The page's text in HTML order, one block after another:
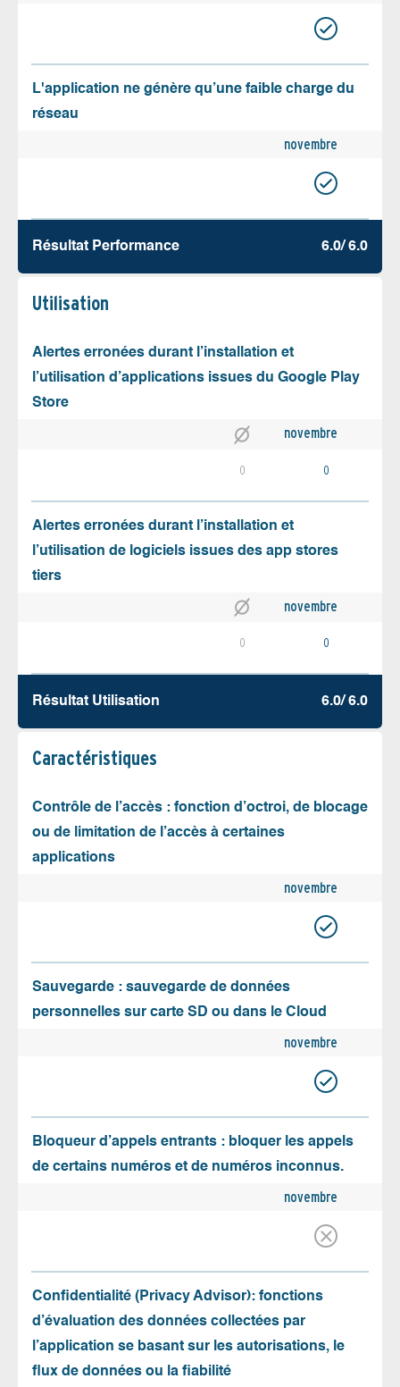
L'application ne génère qu’une faible charge du
réseau
novembre
Résultat Performance 6.0/ 6.0
Utilisation
Alertes erronées durant l’installation et
l’utilisation d’applications issues du Google Play
Store
novembre
0 0
Alertes erronées durant l’installation et
l’utilisation de logiciels issues des app stores
tiers
novembre
0 0
Résultat Utilisation 6.0/ 6.0
Caractéristiques
Contrôle de l’accès : fonction d’octroi, de blocage
ou de limitation de l’accès à certaines
applications
novembre
Sauvegarde : sauvegarde de données
personnelles sur carte SD ou dans le Cloud
novembre
Bloqueur d’appels entrants : bloquer les appels
de certains numéros et de numéros inconnus.
novembre
Confidentialité (Privacy Advisor): fonctions
d’évaluation des données collectées par
l’application se basant sur les autorisations, le
flux de données ou la fiabilité